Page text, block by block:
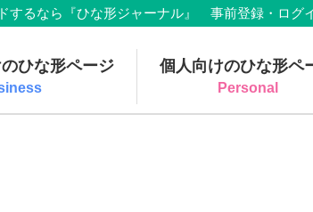
するなら『ひな形ジャーナル』 事前登録・ログ
ひな形ページ 個人向けのひな形ペ
Personal